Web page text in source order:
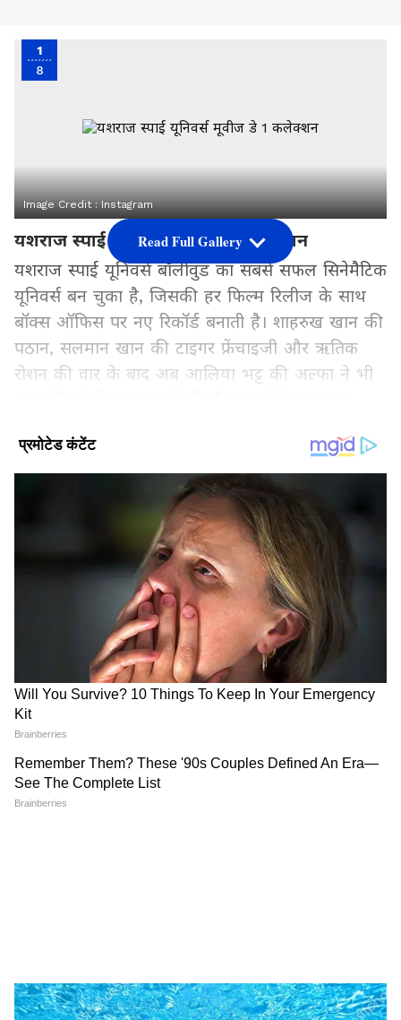
1
8
Image Credit :Instagram
यशराज स्पाई यूनिवर्स मूवीज डे 1 कलेक्शन
यशराज स्पाई यूनिवर्स बॉलीवुड का सबसे सफल सिनेमैटिक
यूनिवर्स बन चुका है, जिसकी हर फिल्म रिलीज के साथ
बॉक्स ऑफिस पर नए रिकॉर्ड बनाती है। शाहरुख खान की
पठान, सलमान खान की टाइगर फ्रेंचाइजी और ऋतिक
रोशन की वार के बाद अब आलिया भट्ट की अल्फा ने भी
वाली टॉप 7 फिल्मों के बारे में बता रहे हैं। जानते हैं पहले
दिन इंडिया में नेट सबसे ज्यादा ओपनिंग करने वाली फिल्म
कौन सी है और इस लिस्ट में अल्फा किस नंबर पर है।
Add Asianetnews Hindi as a Preferred
Source
1. पठान
Read Full Gallery